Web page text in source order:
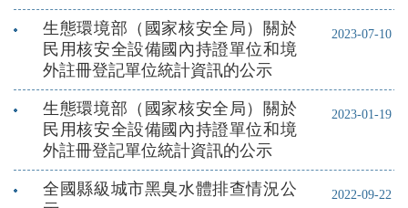
生態環境部（國家核安全局）關於
民用核安全設備國內持證單位和境
外註冊登記單位統計資訊的公示
2023-07-10
生態環境部（國家核安全局）關於
民用核安全設備國內持證單位和境
外註冊登記單位統計資訊的公示
2023-01-19
全國縣級城市黑臭水體排查情況公
2022-09-22